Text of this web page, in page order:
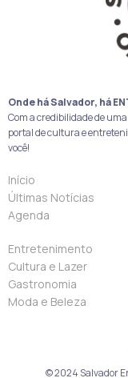
Onde há Salvador, há
Com a credibilidade de
portal de cultura e
você!
Início
Últimas Notícias
Agenda
Entretenimento
Cultura e Lazer
Gastronomia
Moda e Beleza
© 2024 Salvador